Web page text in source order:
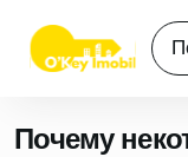
Почему